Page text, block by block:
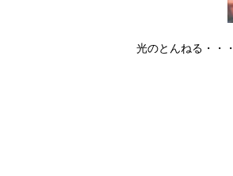
光のとんねる・・・